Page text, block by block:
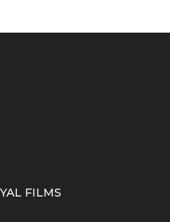
FILMS